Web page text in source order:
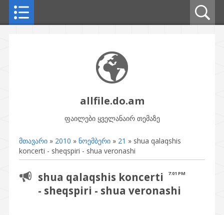
allfile.do.am
ფაილები ყველანაირ თემაზე
მთავარი » 2010 » ნოემბერი » 21 » shua qalaqshis
koncerti - sheqspiri - shua veronashi
7:01 PM
shua qalaqshis koncerti
- sheqspiri - shua veronashi